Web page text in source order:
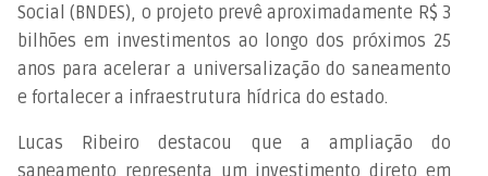
Social (BNDES), o projeto prevê aproximadamente R$ 3
bilhões em investimentos ao longo dos próximos 25
anos para acelerar a universalização do saneamento
e fortalecer a infraestrutura hídrica do estado.
Lucas Ribeiro destacou que a ampliação do
saneamento representa um investimento direto em